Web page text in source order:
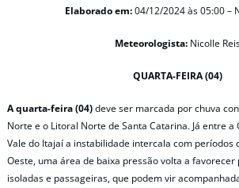
Elaborado em:04/12/2024 às 05:00 –
Meteorologista: Nicolle
QUARTA-FEIRA (04)
A quarta-feira (04)deve ser marcada por chuva
Norte e o Litoral Norte de Santa Catarina. Já entre
Vale do Itajaí a instabilidade intercala com períodos
Oeste, uma área de baixa pressão volta a favorecer
isoladas e passageiras, que podem vir